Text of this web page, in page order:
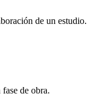
de un estudio.
de obra.